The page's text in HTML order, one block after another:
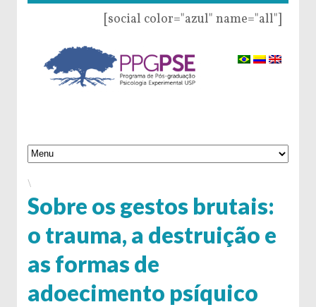
[social color="azul" name="all"]
\
Sobre os gestos brutais:
o trauma, a destruição e
as formas de
adoecimento psíquico